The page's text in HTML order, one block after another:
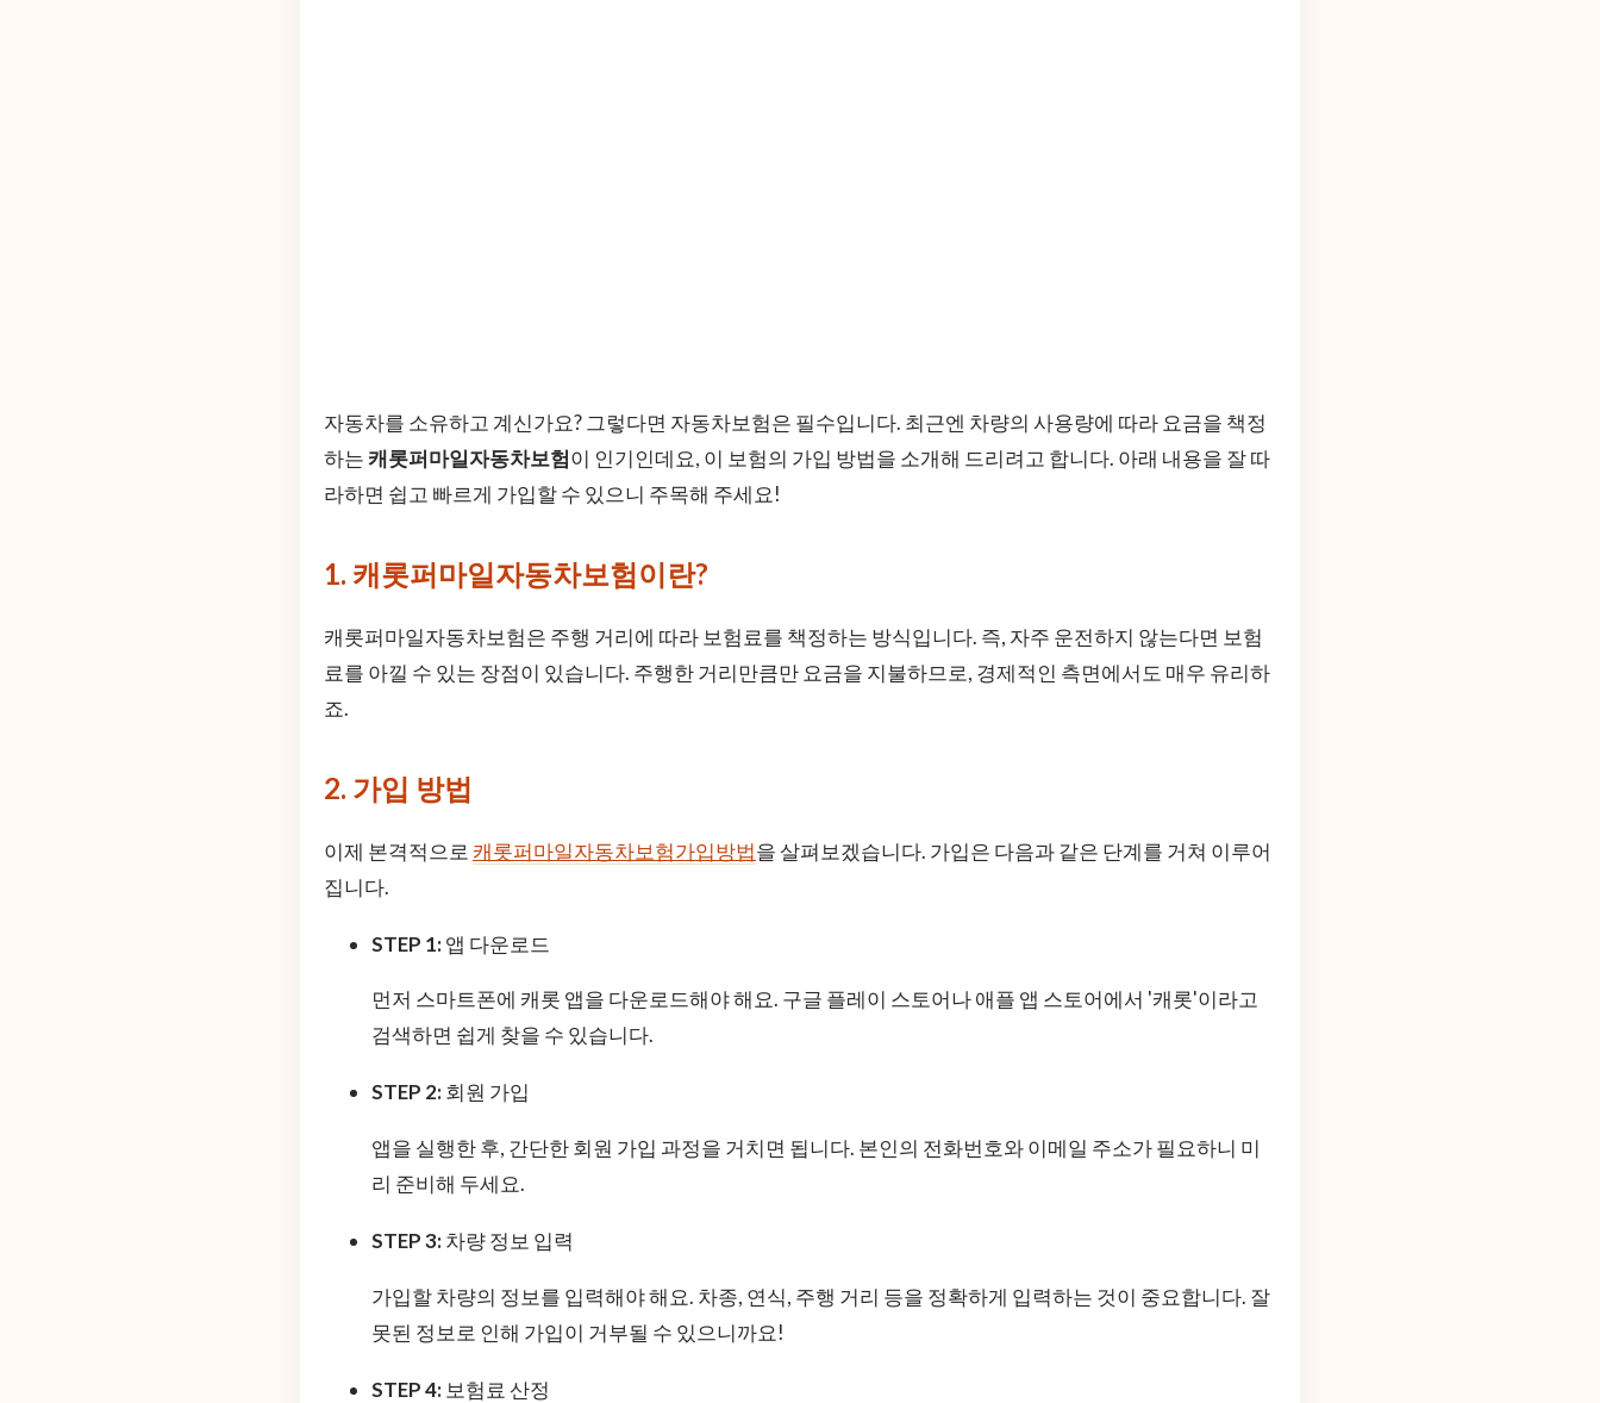
자동차를 소유하고 계신가요? 그렇다면 자동차보험은 필수입니다. 최근엔 차량의 사용량에 따라 요금을 책정
하는캐롯퍼마일자동차보험이 인기인데요, 이 보험의 가입 방법을 소개해 드리려고 합니다. 아래 내용을 잘 따
라하면 쉽고 빠르게 가입할 수 있으니 주목해 주세요!
1. 캐롯퍼마일자동차보험이란?
캐롯퍼마일자동차보험은 주행 거리에 따라 보험료를 책정하는 방식입니다. 즉, 자주 운전하지 않는다면 보험
료를 아낄 수 있는 장점이 있습니다. 주행한 거리만큼만 요금을 지불하므로, 경제적인 측면에서도 매우 유리하
죠.
2. 가입 방법
이제 본격적으로 캐롯퍼마일자동차보험가입방법을 살펴보겠습니다. 가입은 다음과 같은 단계를 거쳐 이루어
집니다.
STEP 1: 앱 다운로드
먼저 스마트폰에 캐롯 앱을 다운로드해야 해요. 구글 플레이 스토어나 애플 앱 스토어에서 '캐롯'이라고
검색하면 쉽게 찾을 수 있습니다.
STEP 2: 회원 가입
앱을 실행한 후, 간단한 회원 가입 과정을 거치면 됩니다. 본인의 전화번호와 이메일 주소가 필요하니 미
리 준비해 두세요.
STEP 3: 차량 정보 입력
가입할 차량의 정보를 입력해야 해요. 차종, 연식, 주행 거리 등을 정확하게 입력하는 것이 중요합니다. 잘
못된 정보로 인해 가입이 거부될 수 있으니까요!
STEP 4: 보험료 산정